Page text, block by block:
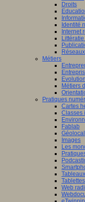
Droits
Identité
Internet
Métiers
Métiers
Pratiques
Cartes
Classes
Fablab
Images
Les
Tablettes
Web